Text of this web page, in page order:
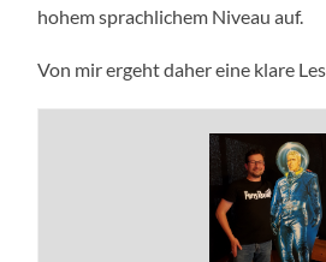
hohem sprachlichem Niveau auf.
Von mir ergeht daher eine klare